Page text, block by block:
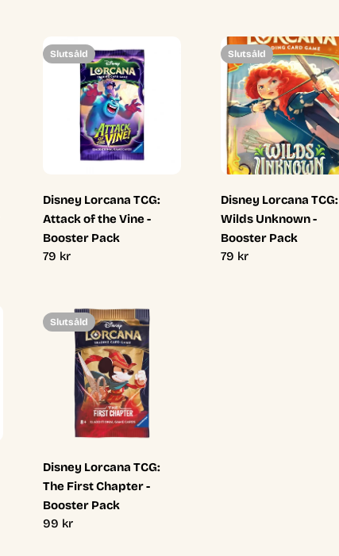
Slutsåld
Disney Lorcana TCG:
Attack of the Vine -
Booster Pack
Ordinarie
79 kr
Slutsåld
Disney Lorcana TCG:
Wilds Unknown -
Booster Pack
Ordinarie
79 kr
Slutsåld
Disney Lorcana TCG:
The First Chapter -
Booster Pack
Ordinarie
99 kr